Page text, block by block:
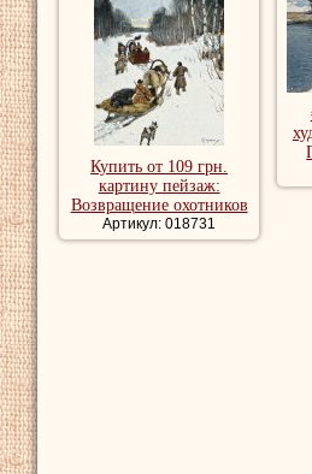
Купить от 109 грн.
картину пейзаж:
Возвращение охотников
Артикул: 018731